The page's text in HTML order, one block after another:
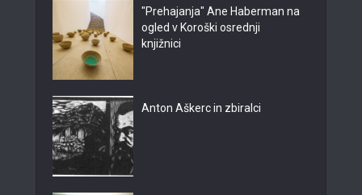
"Prehajanja" Ane Haberman na
ogled v Koroški osrednji
knjižnici
Anton Aškerc in zbiralci